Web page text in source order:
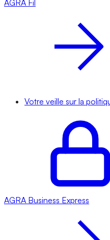
AGRA Fil
Votre veille sur la
AGRA Business Express